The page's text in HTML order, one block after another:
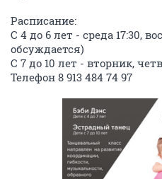
Расписание:
С 4 до 6 лет - среда 17:30,
обсуждается)
С 7 до 10 лет - вторник,
Телефон 8 913 484 74 97